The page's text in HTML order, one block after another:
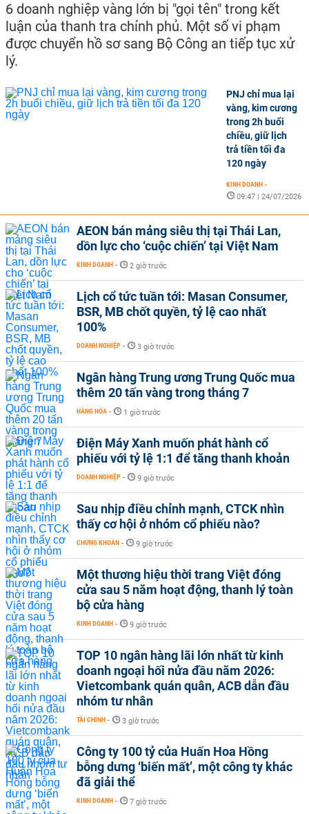
6 doanh nghiệp vàng lớn bị "gọi tên" trong kết
luận của thanh tra chính phủ. Một số vi phạm
được chuyển hồ sơ sang Bộ Công an tiếp tục xử
lý.
PNJ chỉ mua lại
vàng, kim cương
trong 2h buổi
chiều, giữ lịch
trả tiền tối đa
120 ngày
KINH DOANH -
09:47 | 24/07/2026
AEON bán mảng siêu thị tại Thái Lan,
dồn lực cho ‘cuộc chiến’ tại Việt Nam
KINH DOANH - 2 giờ trước
Lịch cổ tức tuần tới: Masan Consumer,
BSR, MB chốt quyền, tỷ lệ cao nhất
100%
DOANH NGHIỆP - 3 giờ trước
Ngân hàng Trung ương Trung Quốc mua
thêm 20 tấn vàng trong tháng 7
HÀNG HÓA - 1 giờ trước
Điện Máy Xanh muốn phát hành cổ
phiếu với tỷ lệ 1:1 để tăng thanh khoản
DOANH NGHIỆP - 9 giờ trước
Sau nhịp điều chỉnh mạnh, CTCK nhìn
thấy cơ hội ở nhóm cổ phiếu nào?
CHỨNG KHOÁN - 9 giờ trước
Một thương hiệu thời trang Việt đóng
cửa sau 5 năm hoạt động, thanh lý toàn
bộ cửa hàng
KINH DOANH - 9 giờ trước
TOP 10 ngân hàng lãi lớn nhất từ kinh
doanh ngoại hối nửa đầu năm 2026:
Vietcombank quán quân, ACB dẫn đầu
nhóm tư nhân
TÀI CHÍNH - 3 giờ trước
Công ty 100 tỷ của Huấn Hoa Hồng
bỗng dưng ‘biến mất’, một công ty khác
đã giải thể
KINH DOANH - 7 giờ trước